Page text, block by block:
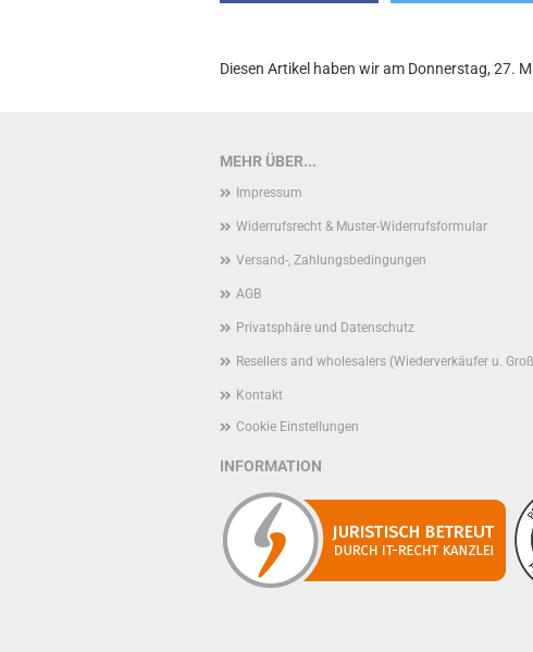
Diesen Artikel haben wir am Donnerstag, 27.
MEHR ÜBER...
Impressum
Widerrufsrecht & Muster-Widerrufsformular
Versand-, Zahlungsbedingungen
AGB
Privatsphäre und Datenschutz
Resellers and wholesalers (Wiederverkäufer u.
Kontakt
Cookie Einstellungen
INFORMATION